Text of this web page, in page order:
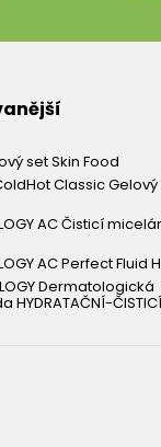
set Skin Food
Classic Gelový
AC Čisticí
AC Perfect Fluid
Dermatologická
HYDRATAČNÍ-